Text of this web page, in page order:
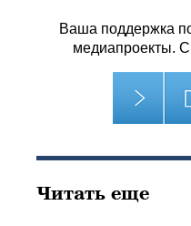
Ваша поддержка
медиапроекты.
Читать еще